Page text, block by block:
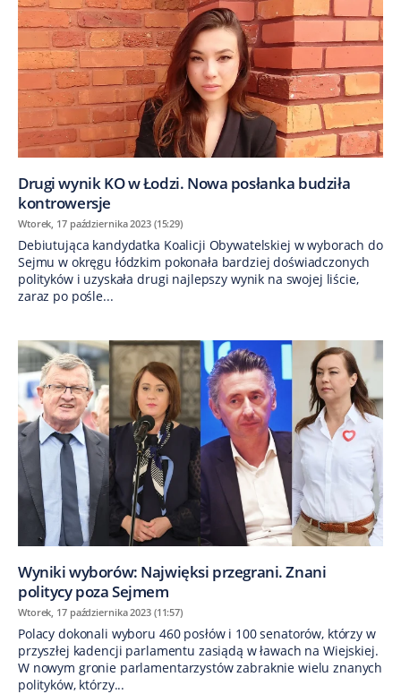
Drugi wynik KO w Łodzi. Nowa posłanka budziła
kontrowersje
Wtorek, 17 października 2023 (15:29)
Debiutująca kandydatka Koalicji Obywatelskiej w wyborach do
Sejmu w okręgu łódzkim pokonała bardziej doświadczonych
polityków i uzyskała drugi najlepszy wynik na swojej liście,
zaraz po pośle...
Wyniki wyborów: Najwięksi przegrani. Znani
politycy poza Sejmem
Wtorek, 17 października 2023 (11:57)
Polacy dokonali wyboru 460 posłów i 100 senatorów, którzy w
przyszłej kadencji parlamentu zasiądą w ławach na Wiejskiej.
W nowym gronie parlamentarzystów zabraknie wielu znanych
polityków, którzy...